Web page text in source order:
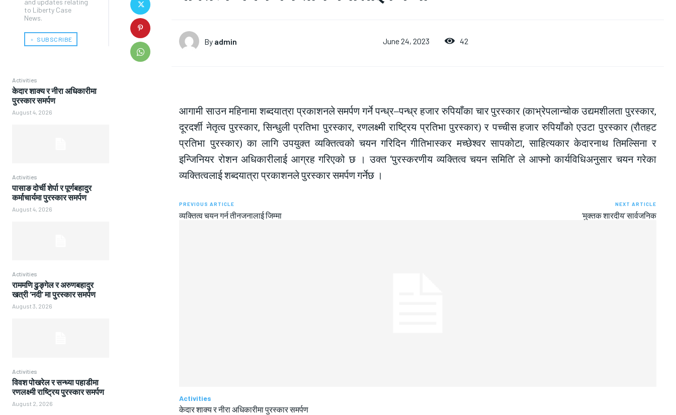
and updates relating
to Liberty Case
News.
﹢ SUBSCRIBE
Activities
केदार शाक्य र नीरा अधिकारीमा
पुरस्कार समर्पण
August 4, 2026
Activities
पासाङ दोर्ची शेर्पा र पूर्णबहादुर
कर्माचार्यमा पुरस्कार समर्पण
August 4, 2026
Activities
राममणि ढुङ्गेल र अरुणबहादुर
खत्री ‘नदी’ मा पुरस्कार समर्पण
August 3, 2026
Activities
विवश पोखरेल र सन्ध्या पहाडीमा
रणलक्ष्मी राष्ट्रिय पुरस्कार समर्पण
August 2, 2026
By admin June 24, 2023 42
आगामी साउन महिनामा शब्दयात्रा प्रकाशनले समर्पण गर्ने पन्ध्र–पन्ध्र हजार रुपियाँका चार पुरस्कार (काभ्रेपलान्चोक उद्यमशीलता पुरस्कार,
दूरदर्शी नेतृत्व पुरस्कार, सिन्धुली प्रतिभा पुरस्कार, रणलक्ष्मी राष्ट्रिय प्रतिभा पुरस्कार) र पच्चीस हजार रुपियाँको एउटा पुरस्कार (रौतहट
प्रतिभा पुरस्कार) का लागि उपयुक्त व्यक्तित्वको चयन गरिदिन गीतिभास्कर मच्छेश्वर सापकोटा, साहित्यकार केदारनाथ तिमल्सिना र
इन्जिनियर रोशन अधिकारीलाई आग्रह गरिएको छ । उक्त ‘पुरस्करणीय व्यक्तित्व चयन समिति’ ले आफ्नो कार्यविधिअनुसार चयन गरेका
व्यक्तित्वलाई शब्दयात्रा प्रकाशनले पुरस्कार समर्पण गर्नेछ ।
PREVIOUS ARTICLE
व्यक्तित्व चयन गर्न तीनजनालाई जिम्मा
NEXT ARTICLE
‘मुक्तक शारदीय’ सार्वजनिक
Activities
केदार शाक्य र नीरा अधिकारीमा पुरस्कार समर्पण